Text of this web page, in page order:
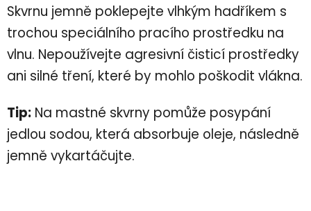
Skvrnu jemně poklepejte vlhkým hadříkem s
trochou speciálního pracího prostředku na
vlnu. Nepoužívejte agresivní čisticí prostředky
ani silné tření, které by mohlo poškodit vlákna.
Tip: Na mastné skvrny pomůže posypání
jedlou sodou, která absorbuje oleje, následně
jemně vykartáčujte.